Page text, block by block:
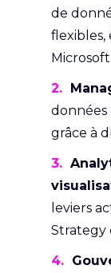
de
flexibles,
2.
données
grâce à
3.
leviers
Strategy
4.